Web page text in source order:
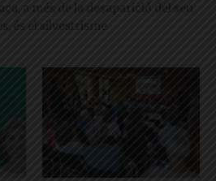
a més de la desaparició del seu
és el silvestrisme